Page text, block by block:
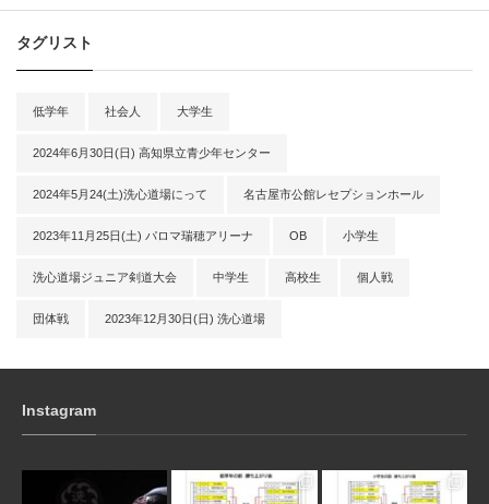
タグリスト
低学年 社会人 大学生
2024年6月30日(日) 高知県立青少年センター
2024年5月24(土)洗心道場にって 名古屋市公館レセプションホール
2023年11月25日(土) パロマ瑞穂アリーナ OB 小学生
洗心道場ジュニア剣道大会 中学生 高校生 個人戦
団体戦 2023年12月30日(日) 洗心道場
Instagram
1月 31 1月 31